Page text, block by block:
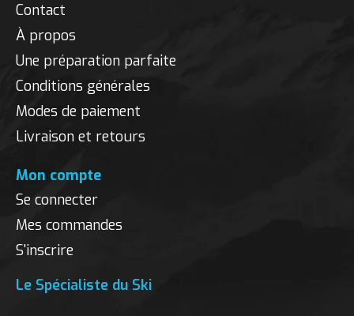
Contact
À propos
Une préparation parfaite
Conditions générales
Modes de paiement
Livraison et retours
Mon compte
Se connecter
Mes commandes
S'inscrire
Le Spécialiste du Ski